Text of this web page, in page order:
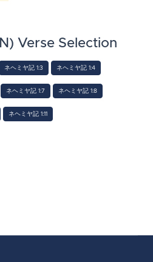
Verse Selection
ネヘミヤ記 1:3 ネヘミヤ記 1:4
ネヘミヤ記 1:7 ネヘミヤ記 1:8
ネヘミヤ記 1:11